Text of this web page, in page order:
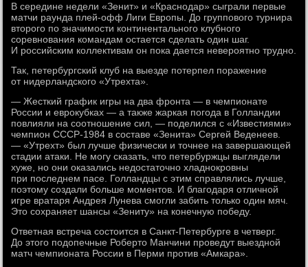
В середине недели «Зенит» и «Краснодар» сыграли первые
матчи раунда плей-офф Лиги Европы. До группового турнира
второго по значимости континентального клубного
соревнования командам остается сделать один шаг.
И российским коллективам он пока дается невероятно трудно.
Так, петербургский клуб на выезде потерпел поражение
от нидерландского «Утрехта».
— Жесткий график игры на два фронта — в чемпионате
России и еврокубках — а также жаркая погода в Голландии
повлияли на соотношение сил, — поделился с «Известиями»
чемпион СССР-1984 в составе «Зенита» Сергей Веденеев.
— «Утрехт» был лучше физически и точнее на завершающей
стадии атаки. Не могу сказать, что петербуржцы выглядели
хуже, но они оказались недостаточно хладнокровны
при последнем пасе. Голландцы с этим справлялись лучше,
поэтому создали больше моментов. И благодаря отличной
игре вратаря Андрея Лунева смогли забить только один мяч.
Это сохраняет шансы «Зениту» на конечную победу.
Ответная встреча состоится в Санкт-Петербурге в четверг.
До этого подопечные Роберто Манчини проведут выездной
матч чемпионата России в Перми против «Амкара».